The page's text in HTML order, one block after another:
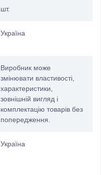
шт.
Україна
Виробник може
змінювати властивості,
характеристики,
зовнішній вигляд і
комплектацію товарів без
попередження.
Україна